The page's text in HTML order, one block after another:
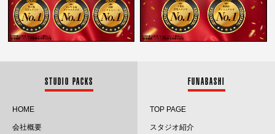
2025.11
2025.7
STUDIO PACKS
HOME
会社概要
FUNABASHI
TOP PAGE
スタジオ紹介